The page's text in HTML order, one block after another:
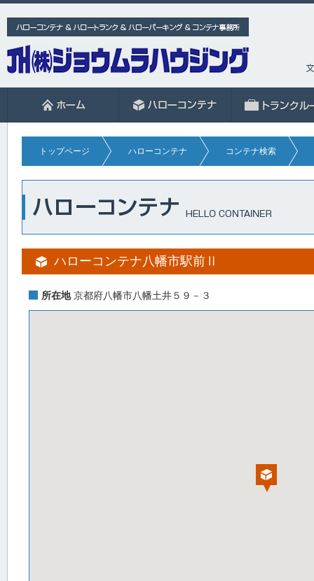
トップページ ハローコンテナ コンテナ検索
ハローコンテナ八幡市駅前Ⅱ
所在地京都府八幡市八幡土井５９－３